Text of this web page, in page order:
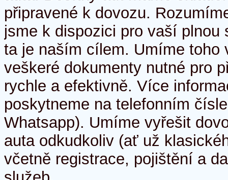
připravené k dovozu.
jsme k dispozici pro vaší plnou
ta je naším cílem. Umíme toho
veškeré dokumenty nutné pro
rychle a efektivně. Více
poskytneme na telefonním
Whatsapp). Umíme vyřešit
auta odkudkoliv (ať už
včetně registrace, pojištění a